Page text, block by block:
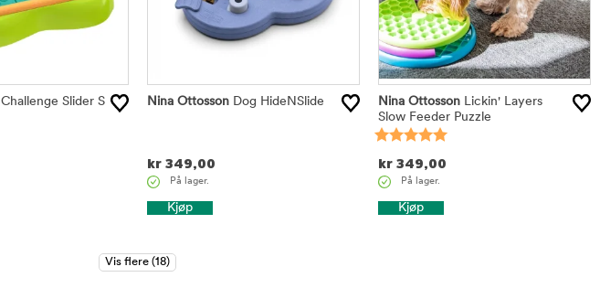
Challenge Slider S Nina OttossonDog HideNSlide
kr 349,00
På lager.
Kjøp
Nina OttossonLickin' Layers
Slow Feeder Puzzle
kr 349,00
På lager.
Kjøp